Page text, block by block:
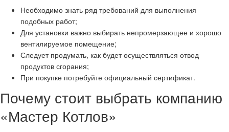
Необходимо знать ряд требований для выполнения
подобных работ;
Для установки важно выбирать непромерзающее и хорошо
вентилируемое помещение;
Следует продумать, как будет осуществляться отвод
продуктов сгорания;
При покупке потребуйте официальный сертификат.
Почему стоит выбрать компанию
«Мастер Котлов»